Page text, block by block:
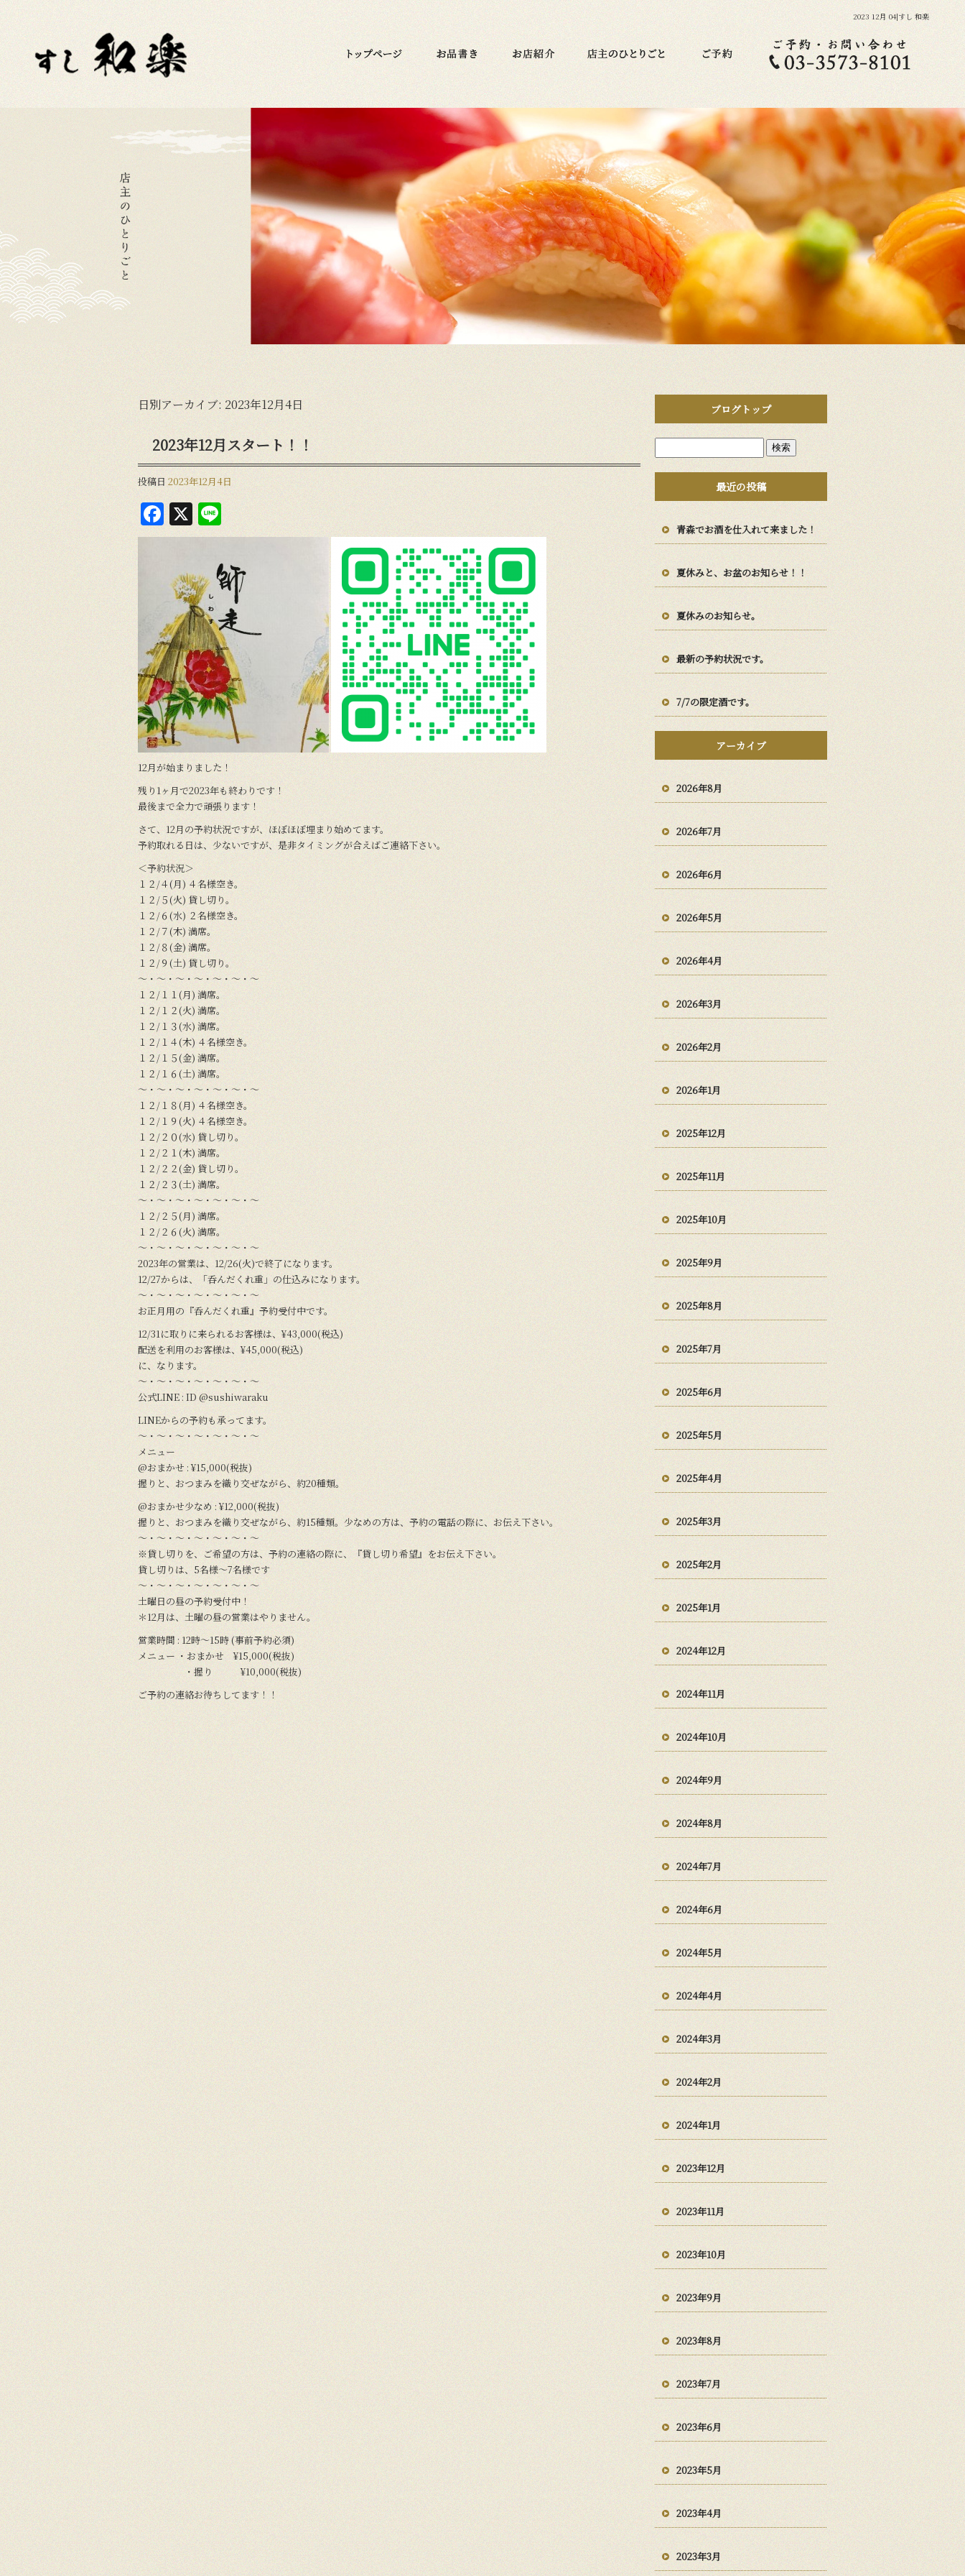
2023 12月 04|すし 和楽
日別アーカイブ: 2023年12月4日
2023年12月スタート！！
投稿日 2023年12月4日
F
a
e
b
o
o
k
X
n
e
12月が始まりました！
残り1ヶ月で2023年も終わりです！
最後まで全力で頑張ります！
さて、12月の予約状況ですが、ほぼほぼ埋まり始めてます。
予約取れる日は、少ないですが、是非タイミングが合えばご連絡下さい。
＜予約状況＞
１２/４(月) ４名様空き。
１２/５(火) 貸し切り。
１２/６(水) ２名様空き。
１２/７(木) 満席。
１２/８(金) 満席。
１２/９(土) 貸し切り。
〜・〜・〜・〜・〜・〜・〜
１２/１１(月) 満席。
１２/１２(火) 満席。
１２/１３(水) 満席。
１２/１４(木) ４名様空き。
１２/１５(金) 満席。
１２/１６(土) 満席。
〜・〜・〜・〜・〜・〜・〜
１２/１８(月) ４名様空き。
１２/１９(火) ４名様空き。
１２/２０(水) 貸し切り。
１２/２１(木) 満席。
１２/２２(金) 貸し切り。
１２/２３(土) 満席。
〜・〜・〜・〜・〜・〜・〜
１２/２５(月) 満席。
１２/２６(火) 満席。
〜・〜・〜・〜・〜・〜・〜
2023年の営業は、12/26(火)で終了になります。
12/27からは、「呑んだくれ重」の仕込みになります。
〜・〜・〜・〜・〜・〜・〜
お正月用の『呑んだくれ重』予約受付中です。
12/31に取りに来られるお客様は、¥43,000(税込)
配送を利用のお客様は、¥45,000(税込)
に、なります。
〜・〜・〜・〜・〜・〜・〜
公式LINE : ID @sushiwaraku
LINEからの予約も承ってます。
〜・〜・〜・〜・〜・〜・〜
メニュー
@おまかせ : ¥15,000(税抜)
握りと、おつまみを織り交ぜながら、約20種類。
@おまかせ少なめ : ¥12,000(税抜)
握りと、おつまみを織り交ぜながら、約15種類。少なめの方は、予約の電話の際に、お伝え下さい。
〜・〜・〜・〜・〜・〜・〜
※貸し切りを、ご希望の方は、予約の連絡の際に、『貸し切り希望』をお伝え下さい。
貸し切りは、5名様〜7名様です
〜・〜・〜・〜・〜・〜・〜
土曜日の昼の予約受付中！
＊12月は、土曜の昼の営業はやりません。
営業時間 : 12時〜15時 (事前予約必須)
メニュー ・おまかせ ¥15,000(税抜)
・握り ¥10,000(税抜)
ご予約の連絡お待ちしてます！！
ブログトップ
最近の投稿
青森でお酒を仕入れて来ました！
夏休みと、お盆のお知らせ！！
夏休みのお知らせ。
最新の予約状況です。
7/7の限定酒です。
アーカイブ
2026年8月
2026年7月
2026年6月
2026年5月
2026年4月
2026年3月
2026年2月
2026年1月
2025年12月
2025年11月
2025年10月
2025年9月
2025年8月
2025年7月
2025年6月
2025年5月
2025年4月
2025年3月
2025年2月
2025年1月
2024年12月
2024年11月
2024年10月
2024年9月
2024年8月
2024年7月
2024年6月
2024年5月
2024年4月
2024年3月
2024年2月
2024年1月
2023年12月
2023年11月
2023年10月
2023年9月
2023年8月
2023年7月
2023年6月
2023年5月
2023年4月
2023年3月